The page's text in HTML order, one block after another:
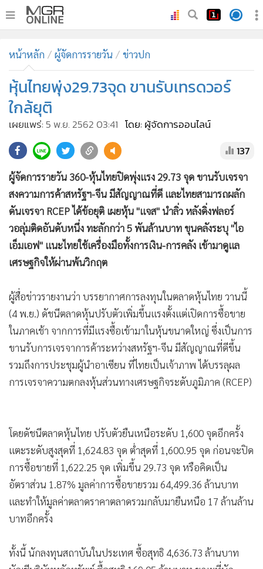
ทันเหตุการณ์
• ภาคใต้
• ภูมิภาค
Online Section
• ผู้จัดการรายวัน
• คอลัมนิสต์
• ละคร
• CbizReview
• Cyber BIZ
• ผู้จัดกวน
• Good health & Well-being
• Management & HR
• MGR Live
• Infographic
• การเมือง
• Special Scoop
• เศรษฐกิจ-ธุรกิจ
• จีน
• ชุมชน-คุณภาพชีวิต
• อาชญากรรม
• Motoring
• วิทยาศาสตร์
หน้าหลัก ผู้จัดการรายวัน ข่าวปก
หุ้นไทยพุ่ง29.73จุด ขานรับเทรดวอร์
ใกล้ยุติ
เผยแพร่:5 พ.ย. 2562 03:41 โดย: ผู้จัดการออนไลน์
137
ผู้จัดการรายวัน 360-หุ้นไทยปิดพุ่งแรง 29.73 จุด ขานรับเจรจา
สงความการค้าสหรัฐฯ-จีน มีสัญญาณที่ดี และไทยสามารถผลัก
ดันเจรจา RCEP ได้ข้อยุติ เผยหุ้น "แจส" นำลิ่ว หลังดิ่งฟลอร์
วอลุ่มติดอันดับหนึ่ง ทะลักกว่า 5 พันล้านบาท ขุนคลังระบุ "ไอ
เอ็มเอฟ" แนะไทยใช้เครื่องมือทั้งการเงิน-การคลัง เข้ามาดูแล
เศรษฐกิจให้ผ่านพ้นวิกฤต
ผู้สื่อข่าวรายงานว่า บรรยากาศการลงทุนในตลาดหุ้นไทย วานนี้
(4 พ.ย.) ดัชนีตลาดหุ้นปรับตัวเพิ่มขึ้นแรงตั้งแต่เปิดการซื้อขาย
ในภาคเช้า จากการที่มีแรงซื้อเข้ามาในหุ้นขนาดใหญ่ ซึ่งเป็นการ
ขานรับการเจรจาการค้าระหว่างสหรัฐฯ-จีน มีสัญญาณที่ดีขึ้น
รวมถึงการประชุมผู้นำอาเซียน ที่ไทยเป็นเจ้าภาพ ได้บรรลุผล
การเจรจาความตกลงหุ้นส่วนทางเศรษฐกิจระดับภูมิภาค (RCEP)
โดยดัชนีตลาดหุ้นไทย ปรับตัวยืนเหนือระดับ 1,600 จุดอีกครั้ง
แตะระดับสูงสุดที่ 1,624.83 จุด ต่ำสุดที่ 1,600.95 จุด ก่อนจะปิด
การซื้อขายที่ 1,622.25 จุด เพิ่มขึ้น 29.73 จุด หรือคิดเป็น
อัตราส่วน 1.87% มูลค่าการซื้อขายรวม 64,499.36 ล้านบาท
และทำให้มูลค่าตลาดราคาตลาดรวมกลับมายืนหนือ 17 ล้านล้าน
บาทอีกครั้ง
ทั้งนี้ นักลงทุนสถาบันในประเทศ ซื้อสุทธิ 4,636.73 ล้านบาท